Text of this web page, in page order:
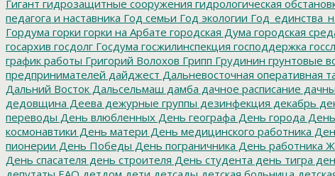
Гигант гидрозащитные сооружения гидрологическая
педагога и наставника Год семьи Год экологии
Гордума горки горки на Арбате городская Дума городская
госархив госдолг Госдума госжилинспекция господдержка
график работы Григорий Волохов Грипп Грудинин грунтовые
предпринимателей дайджест Дальневосточная оперативная
Дальний Восток Дальсельмаш дамба дачное расписание
дедовщина Деева дежурные группы дезинфекция декабрь
переводы День влюбленных День географа День города
космонавтики День матери День медицинского работника
пионерии День Победы День пограничника День работника
День спасателя день строителя День студента день тигра